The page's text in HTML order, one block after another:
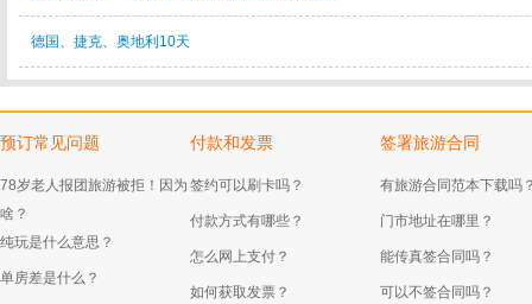
德国、捷克、奥地利10天
预订常见问题
78岁老人报团旅游被拒！因为
啥？
纯玩是什么意思？
单房差是什么？
付款和发票
签约可以刷卡吗？
付款方式有哪些？
怎么网上支付？
如何获取发票？
签署旅游合同
有旅游合同范本下载吗
门市地址在哪里？
能传真签合同吗？
可以不签合同吗？